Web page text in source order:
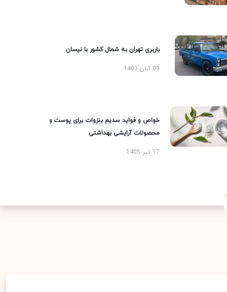
باربری تهران به شمال کشور با نیسان
09 آبان 1403
خواص و فواید سدیم بنزوات برای پوست و
محصولات آرایشی بهداشتی
17 تیر 1405